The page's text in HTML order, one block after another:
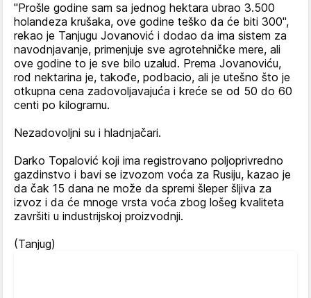
"Prošle godine sam sa jednog hektara ubrao 3.500
holandeza krušaka, ove godine teško da će biti 300",
rekao je Tanjugu Jovanović i dodao da ima sistem za
navodnjavanje, primenjuje sve agrotehničke mere, ali
ove godine to je sve bilo uzalud. Prema Jovanoviću,
rod nektarina je, takođe, podbacio, ali je utešno što je
otkupna cena zadovoljavajuća i kreće se od 50 do 60
centi po kilogramu.
Nezadovoljni su i hladnjačari.
Darko Topalović koji ima registrovano poljoprivredno
gazdinstvo i bavi se izvozom voća za Rusiju, kazao je
da čak 15 dana ne može da spremi šleper šljiva za
izvoz i da će mnoge vrsta voća zbog lošeg kvaliteta
završiti u industrijskoj proizvodnji.
(Tanjug)